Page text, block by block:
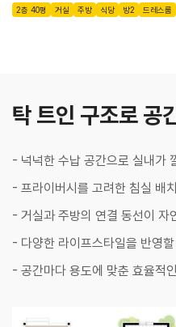
2층 40평 거실 주방 식당 방2 드레스룸
탁 트인 구조로 공
- 넉넉한 수납 공간으로 실내가
- 프라이버시를 고려한 침실 배
- 거실과 주방의 연결 동선이 자
- 다양한 라이프스타일을 반영
- 공간마다 용도에 맞춘 효율적